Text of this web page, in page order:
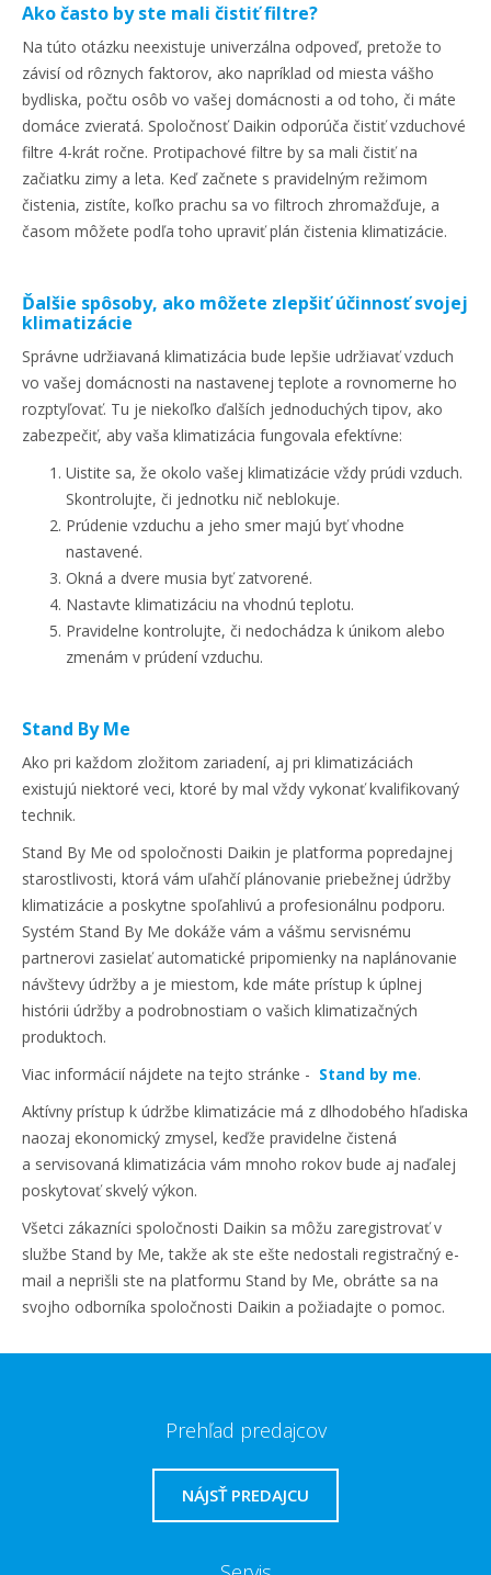
Ako často by ste mali čistiť filtre?
Na túto otázku neexistuje univerzálna odpoveď, pretože to
závisí od rôznych faktorov, ako napríklad od miesta vášho
bydliska, počtu osôb vo vašej domácnosti a od toho, či máte
domáce zvieratá. Spoločnosť Daikin odporúča čistiť vzduchové
filtre 4-krát ročne. Protipachové filtre by sa mali čistiť na
začiatku zimy a leta. Keď začnete s pravidelným režimom
čistenia, zistíte, koľko prachu sa vo filtroch zhromažďuje, a
časom môžete podľa toho upraviť plán čistenia klimatizácie.
Ďalšie spôsoby, ako môžete zlepšiť účinnosť svojej
klimatizácie
Správne udržiavaná klimatizácia bude lepšie udržiavať vzduch
vo vašej domácnosti na nastavenej teplote a rovnomerne ho
rozptyľovať. Tu je niekoľko ďalších jednoduchých tipov, ako
zabezpečiť, aby vaša klimatizácia fungovala efektívne:
Uistite sa, že okolo vašej klimatizácie vždy prúdi vzduch.
Skontrolujte, či jednotku nič neblokuje.
Prúdenie vzduchu a jeho smer majú byť vhodne
nastavené.
Okná a dvere musia byť zatvorené.
Nastavte klimatizáciu na vhodnú teplotu.
Pravidelne kontrolujte, či nedochádza k únikom alebo
zmenám v prúdení vzduchu.
Stand By Me
Ako pri každom zložitom zariadení, aj pri klimatizáciách
existujú niektoré veci, ktoré by mal vždy vykonať kvalifikovaný
technik.
Stand By Me od spoločnosti Daikin je platforma popredajnej
starostlivosti, ktorá vám uľahčí plánovanie priebežnej údržby
klimatizácie a poskytne spoľahlivú a profesionálnu podporu.
Systém Stand By Me dokáže vám a vášmu servisnému
partnerovi zasielať automatické pripomienky na naplánovanie
návštevy údržby a je miestom, kde máte prístup k úplnej
histórii údržby a podrobnostiam o vašich klimatizačných
produktoch.
Viac informácií nájdete na tejto stránke - Stand by me.
Aktívny prístup k údržbe klimatizácie má z dlhodobého hľadiska
naozaj ekonomický zmysel, keďže pravidelne čistená
a servisovaná klimatizácia vám mnoho rokov bude aj naďalej
poskytovať skvelý výkon.
Všetci zákazníci spoločnosti Daikin sa môžu zaregistrovať v
službe Stand by Me, takže ak ste ešte nedostali registračný e-
mail a neprišli ste na platformu Stand by Me, obráťte sa na
svojho odborníka spoločnosti Daikin a požiadajte o pomoc.
Prehľad predajcov
NÁJSŤ PREDAJCU